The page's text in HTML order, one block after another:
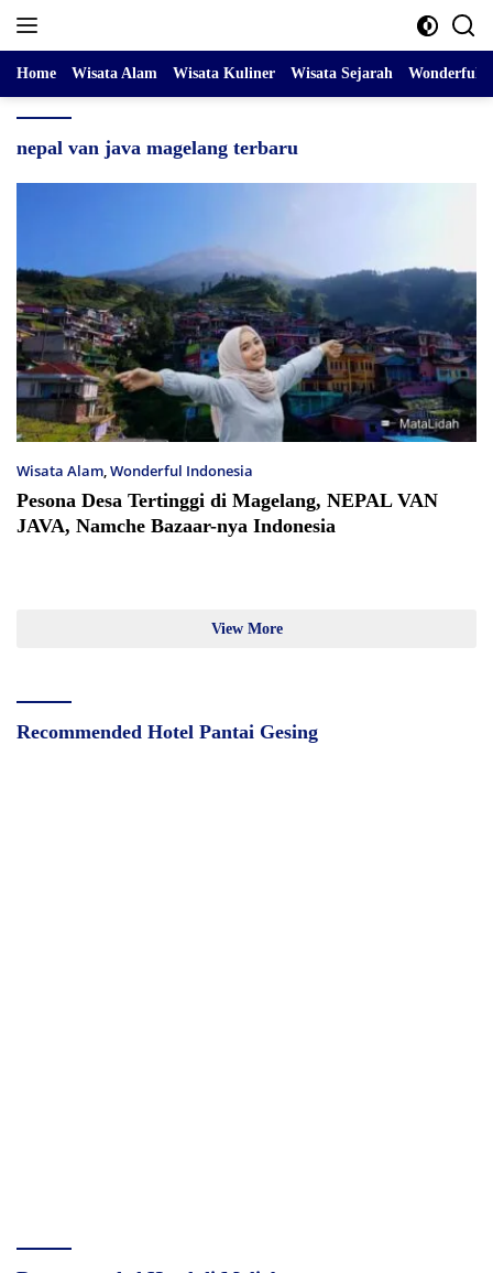
Home Wisata Alam Wisata Kuliner Wisata Sejarah Wonderful
nepal van java magelang terbaru
Wisata Alam,Wonderful Indonesia
Pesona Desa Tertinggi di Magelang, NEPAL VAN
JAVA, Namche Bazaar-nya Indonesia
View More
Recommended Hotel Pantai Gesing